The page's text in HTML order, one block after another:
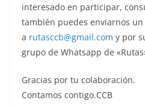
interesado en participar,
también puedes enviarnos
a rutasccb@gmail.com y por
grupo de Whatsapp de
Gracias por tu colaboración.
Contamos contigo.CCB